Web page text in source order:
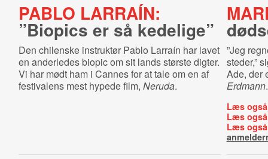
PABLO LARRAÍN:
”Biopics er så kedelige”
Den chilenske instruktør Pablo Larraín har lavet
en anderledes biopic om sit lands største digter.
Vi har mødt ham i Cannes for at tale om en af
festivalens mest hypede film, Neruda.
”Jeg
steder,”
Ade, der
Erdmann.
Læs
Læs
Læs